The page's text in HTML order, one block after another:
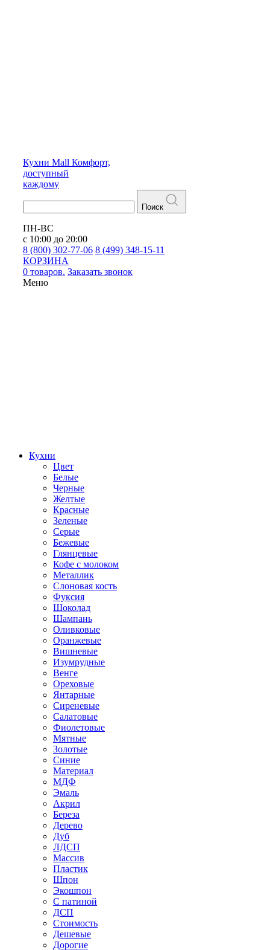
Кухни Mall Комфорт,
доступный
каждому
Поиск
ПН-ВС
с 10:00 до 20:00
8 (800) 302-77-06 8 (499) 348-15-11
КОРЗИНА
0 товаров. Заказать звонок
Меню
Кухни
Цвет
Белые
Черные
Желтые
Красные
Зеленые
Серые
Бежевые
Глянцевые
Кофе с молоком
Металлик
Слоновая кость
Фуксия
Шоколад
Шампань
Оливковые
Оранжевые
Вишневые
Изумрудные
Венге
Ореховые
Янтарные
Сиреневые
Салатовые
Фиолетовые
Мятные
Золотые
Синие
Материал
МДФ
Эмаль
Акрил
Береза
Дерево
Дуб
ЛДСП
Массив
Пластик
Шпон
Экошпон
С патиной
ДСП
Стоимость
Дешевые
Дорогие